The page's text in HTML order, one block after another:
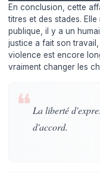
En conclusion, cette
titres et des stades.
publique, il y a un
justice a fait son
violence est encore
vraiment changer les
❝ La liberté
d'accord.